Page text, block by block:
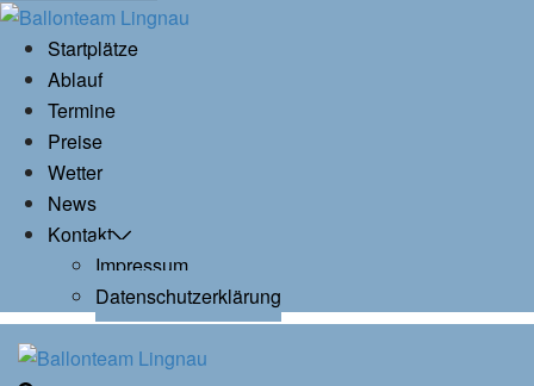
Startplätze
Ablauf
Termine
Preise
Wetter
News
Kontakt
Impressum
Datenschutzerklärung